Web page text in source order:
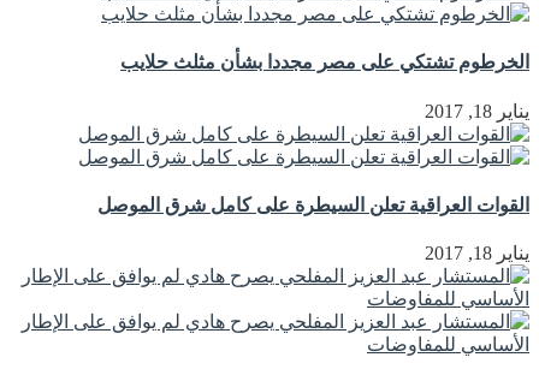
الخرطوم تشتكي على مصر مجددا بشأن مثلث حلايب
يناير 18, 2017
القوات العراقية تعلن السيطرة على كامل شرق الموصل
يناير 18, 2017